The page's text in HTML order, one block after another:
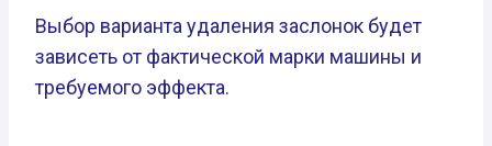
Выбор варианта удаления заслонок будет
зависеть от фактической марки машины и
требуемого эффекта.